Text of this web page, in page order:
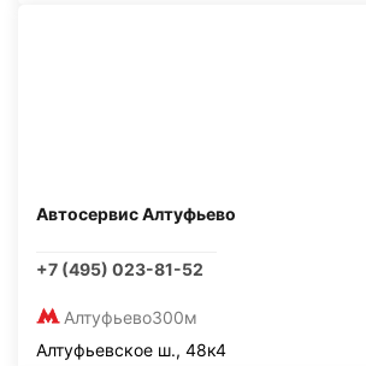
Автосервис Алтуфьево
+7 (495) 023-81-52
Алтуфьево300м
Алтуфьевское ш., 48к4